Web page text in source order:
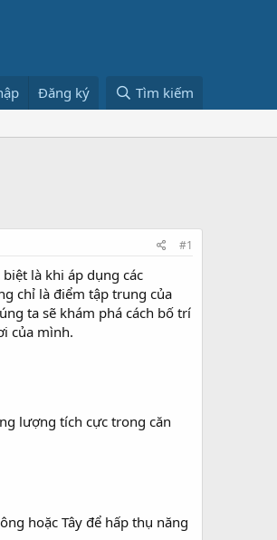
Đăng ký Tìm kiếm
#1
là khi áp dụng các
chỉ là điểm tập trung của
ta sẽ khám phá cách bố trí
của mình.
lượng tích cực trong căn
hoặc Tây để hấp thụ năng